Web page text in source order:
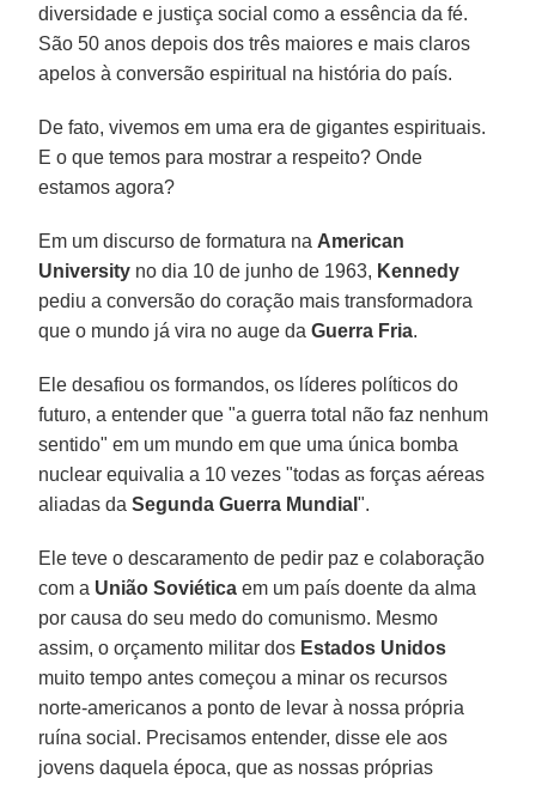
diversidade e justiça social como a essência da fé.
São 50 anos depois dos três maiores e mais claros
apelos à conversão espiritual na história do país.
De fato, vivemos em uma era de gigantes espirituais.
E o que temos para mostrar a respeito? Onde
estamos agora?
Em um discurso de formatura na American
University no dia 10 de junho de 1963, Kennedy
pediu a conversão do coração mais transformadora
que o mundo já vira no auge daGuerra Fria.
Ele desafiou os formandos, os líderes políticos do
futuro, a entender que "a guerra total não faz nenhum
sentido" em um mundo em que uma única bomba
nuclear equivalia a 10 vezes "todas as forças aéreas
aliadas daSegunda Guerra Mundial".
Ele teve o descaramento de pedir paz e colaboração
com a União Soviética em um país doente da alma
por causa do seu medo do comunismo. Mesmo
assim, o orçamento militar dos Estados Unidos
muito tempo antes começou a minar os recursos
norte-americanos a ponto de levar à nossa própria
ruína social. Precisamos entender, disse ele aos
jovens daquela época, que as nossas próprias